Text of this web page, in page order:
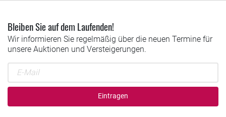
Bleiben Sie auf dem Laufenden!
Wir informieren Sie regelmäßig über die neuen Termine für
unsere Auktionen und Versteigerungen.
Eintragen